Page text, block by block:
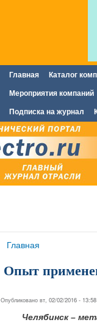
Главное меню
Главная Каталог
Мероприятия компаний
Подписка на журнал
Вы здесь
Главная
Опыт
Опубликовано вт, 02/02/2016 -
Челябинск –